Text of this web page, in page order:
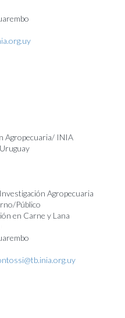
Agropecuaria/ INIA
Agropecuaria
Público
en Carne y Lana